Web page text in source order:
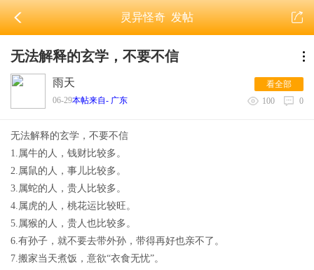
灵异怪奇发帖
无法解释的玄学，不要不信
雨天
06-29本帖来自- 广东
看全部
100
0
无法解释的玄学，不要不信
1.属牛的人，钱财比较多。
2.属鼠的人，事儿比较多。
3.属蛇的人，贵人比较多。
4.属虎的人，桃花运比较旺。
5.属猴的人，贵人也比较多。
6.有孙子，就不要去带外孙，带得再好也亲不了。
7.搬家当天煮饭，意欲“衣食无忧”。